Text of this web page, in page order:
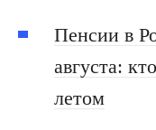
Пенсии в
августа:
летом